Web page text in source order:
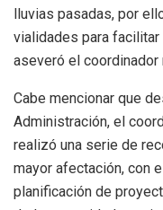
lluvias pasadas, por
vialidades para
aseveró el
Cabe mencionar que
Administración, el
realizó una serie de
mayor afectación, con
planificación de